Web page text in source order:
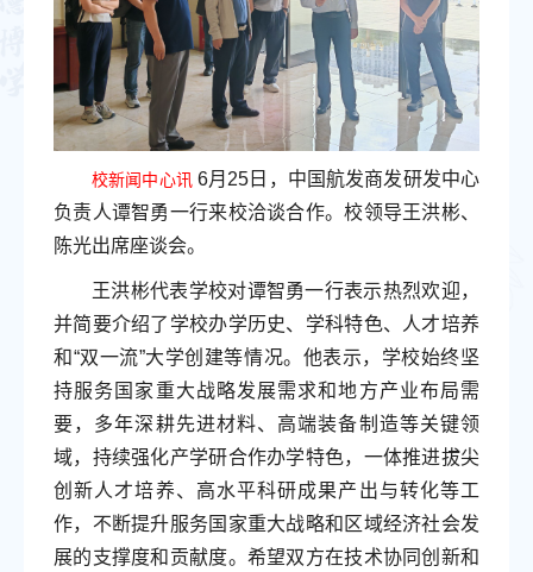
校新闻中心讯6月25日，中国航发商发研发中心
负责人谭智勇一行来校洽谈合作。校领导王洪彬、
陈光出席座谈会。
王洪彬代表学校对谭智勇一行表示热烈欢迎，
并简要介绍了学校办学历史、学科特色、人才培养
和“双一流”大学创建等情况。他表示，学校始终坚
持服务国家重大战略发展需求和地方产业布局需
要，多年深耕先进材料、高端装备制造等关键领
域，持续强化产学研合作办学特色，一体推进拔尖
创新人才培养、高水平科研成果产出与转化等工
作，不断提升服务国家重大战略和区域经济社会发
展的支撑度和贡献度。希望双方在技术协同创新和